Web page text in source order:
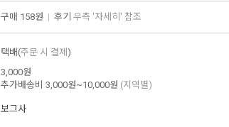
구매 158원 | 후기 우측 '자세히' 참조
택배(주문 시 결제 )
3,000원
추가배송비 3,000원~10,000원 (지역별)
보그사